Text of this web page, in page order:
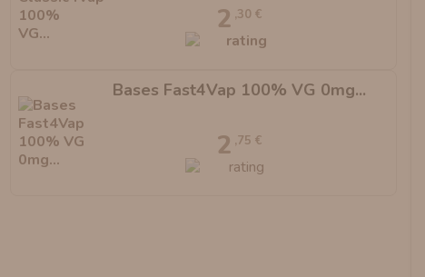
2 ,30 €
Bases Fast4Vap 100% VG 0mg...
2 ,75 €